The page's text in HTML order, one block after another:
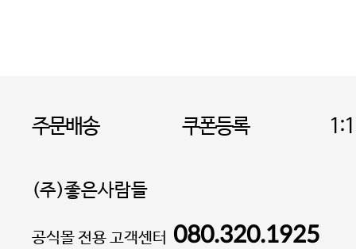
주문배송 쿠폰등록
(주)좋은사람들
대표 이성현,박영환| 개인정보관리책임자 김상현
공식몰 전용 고객센터 080.320.1925